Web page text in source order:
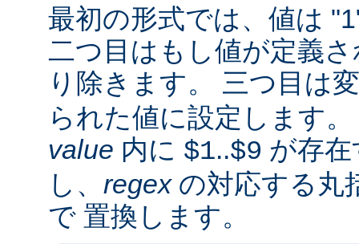
最初の形式では、値は
二つ目はもし値が定義
り除きます。 三つ目は
られた値に設定します
value 内に $1..$9 が存
し、 regexの対応する丸
で 置換します。